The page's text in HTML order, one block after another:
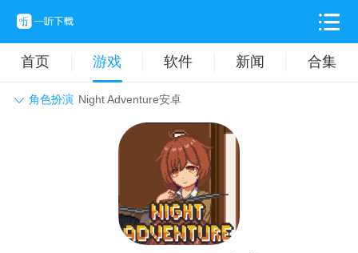
首页 游戏 软件 新闻 合集
角色扮演 Night Adventure安卓
动作格斗 休闲益智
音乐舞蹈
挂机养成